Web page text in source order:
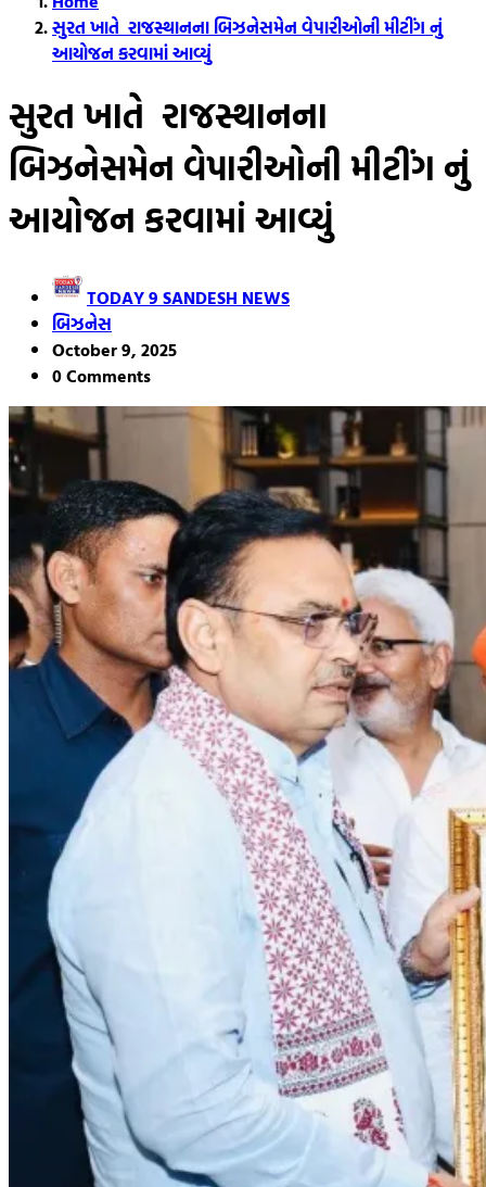
સુરત ખાતે રાજસ્થાનના બિઝનેસમેન વેપારીઓની મીટીંગ નું
આયોજન કરવામાં આવ્યું
સુરત ખાતે રાજસ્થાનના
બિઝનેસમેન વેપારીઓની મીટીંગ નું
આયોજન કરવામાં આવ્યું
TODAY 9 SANDESH NEWS
બિઝનેસ
October 9, 2025
0 Comments